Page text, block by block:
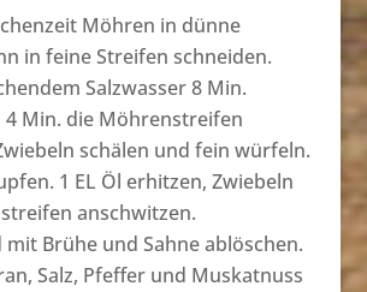
Möhren in dünne
in feine Streifen schneiden.
Salzwasser 8 Min.
4 Min. die Möhrenstreifen
schälen und fein würfeln.
1 EL Öl erhitzen, Zwiebeln
anschwitzen.
Brühe und Sahne ablöschen.
Salz, Pfeffer und Muskatnuss